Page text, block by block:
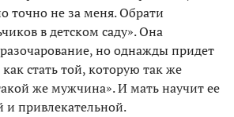
точно не за меня. Обрати
в детском саду». Она
но однажды придет
стать той, которую так же
же мужчина». И мать научит ее
и привлекательной.